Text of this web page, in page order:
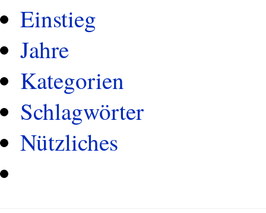
Einstieg
Jahre
Kategorien
Schlagwörter
Nützliches